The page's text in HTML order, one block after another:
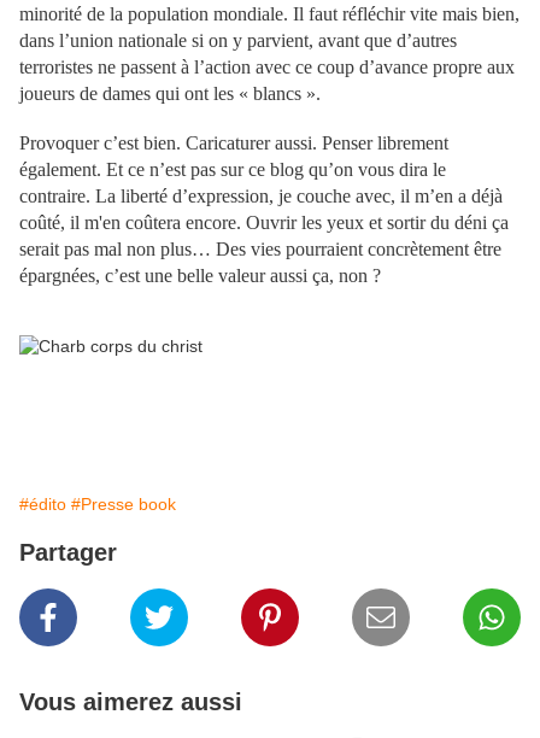
minorité de la population mondiale. Il faut réfléchir vite mais bien,
dans l’union nationale si on y parvient, avant que d’autres
terroristes ne passent à l’action avec ce coup d’avance propre aux
joueurs de dames qui ont les « blancs ».
Provoquer c’est bien. Caricaturer aussi. Penser librement
également. Et ce n’est pas sur ce blog qu’on vous dira le
contraire. La liberté d’expression, je couche avec, il m’en a déjà
coûté, il m'en coûtera encore. Ouvrir les yeux et sortir du déni ça
serait pas mal non plus… Des vies pourraient concrètement être
épargnées, c’est une belle valeur aussi ça, non ?
#édito #Presse book
Partager
Vous aimerez aussi